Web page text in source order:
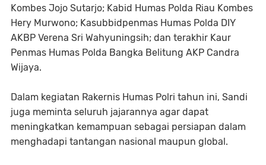
Kombes Jojo Sutarjo; Kabid Humas Polda Riau Kombes
Hery Murwono; Kasubbidpenmas Humas Polda DIY
AKBP Verena Sri Wahyuningsih; dan terakhir Kaur
Penmas Humas Polda Bangka Belitung AKP Candra
Wijaya.
Dalam kegiatan Rakernis Humas Polri tahun ini, Sandi
juga meminta seluruh jajarannya agar dapat
meningkatkan kemampuan sebagai persiapan dalam
menghadapi tantangan nasional maupun global.